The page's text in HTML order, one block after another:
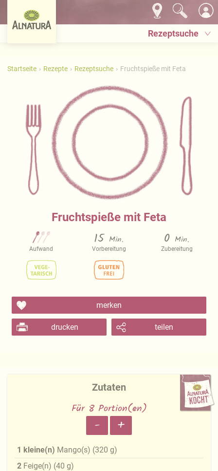
Rezeptsuche
Startseite Rezepte Rezeptsuche Fruchtspieße mit Feta
Fruchtspieße mit Feta
Aufwand
15 Min.
Vorbereitung
0 Min.
Zubereitung
merken
drucken teilen
Zutaten
Für 8 Portion(en)
- +
1 kleine(n) Mango(s) (320 g)
2 Feige(n) (40 g)